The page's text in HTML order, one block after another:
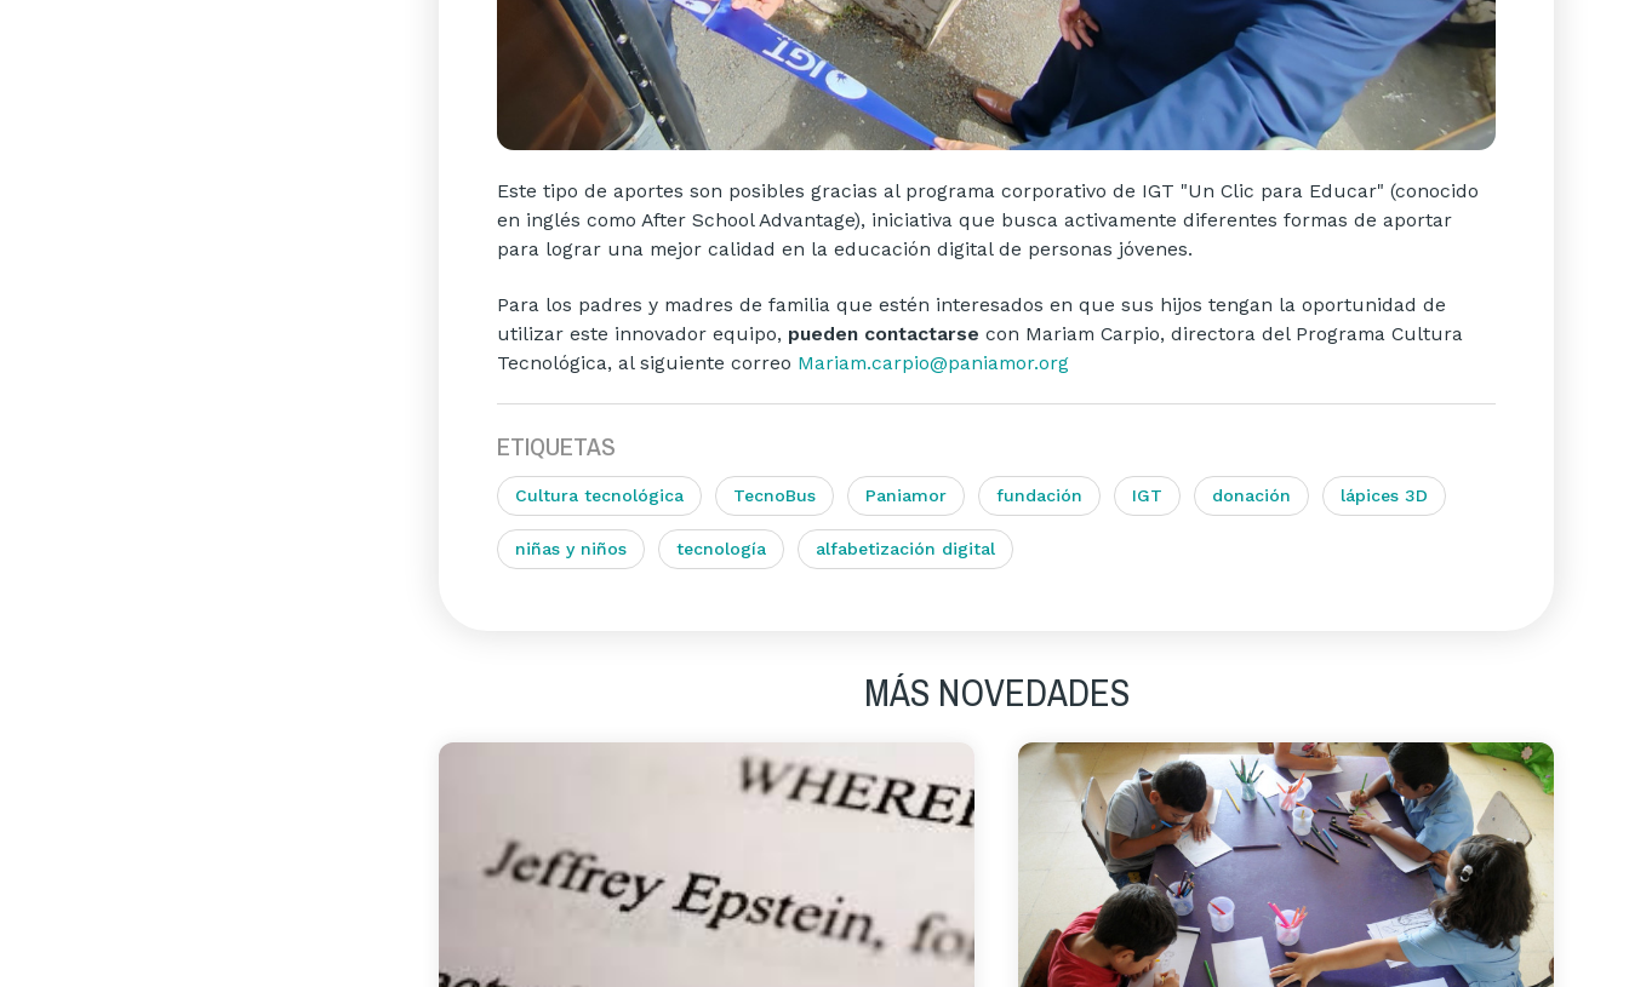
Este tipo de aportes son posibles gracias al programa corporativo de IGT "Un Clic para Educar" (conocido
en inglés como After School Advantage), iniciativa que busca activamente diferentes formas de aportar
para lograr una mejor calidad en la educación digital de personas jóvenes.
Para los padres y madres de familia que estén interesados en que sus hijos tengan la oportunidad de
utilizar este innovador equipo, pueden contactarse con Mariam Carpio, directora del Programa Cultura
Tecnológica, al siguiente correo Mariam.carpio@paniamor.org
ETIQUETAS
Cultura tecnológica TecnoBus Paniamor fundación IGT donación lápices 3D
niñas y niños tecnología alfabetización digital
MÁS NOVEDADES